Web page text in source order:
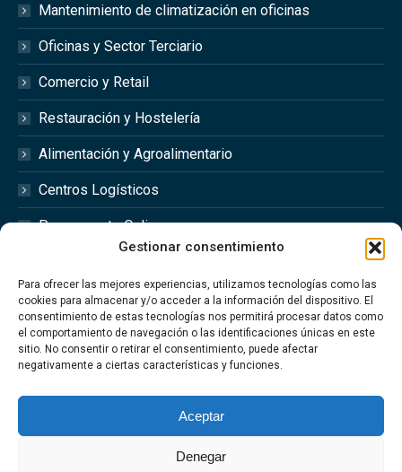
Gestionar consentimiento
Para ofrecer las mejores experiencias, utilizamos tecnologías como las
cookies para almacenar y/o acceder a la información del dispositivo. El
consentimiento de estas tecnologías nos permitirá procesar datos como
el comportamiento de navegación o las identificaciones únicas en este
sitio. No consentir o retirar el consentimiento, puede afectar
negativamente a ciertas características y funciones.
Aceptar
Denegar
Mantenimiento de climatización en oficinas
Oficinas y Sector Terciario
Comercio y Retail
Restauración y Hostelería
Alimentación y Agroalimentario
Centros Logísticos
Presupuesto Online
Redes Sociales
Síguenos en las redes sociales @optimfred_
#Optimfred #OptimfredClimatizacionIndustrial
#OptimfredIndustrial #MantenimientoIndustrial
#Climatizacion